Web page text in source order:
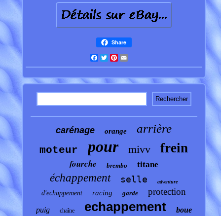
Share
Facebook
TwitterPinterest
carénage orange arrière
moteur pour mivv frein
fourche brembo titane
échappement selle adventure
d'echappement racing garde protection
puig chaîne echappement boue